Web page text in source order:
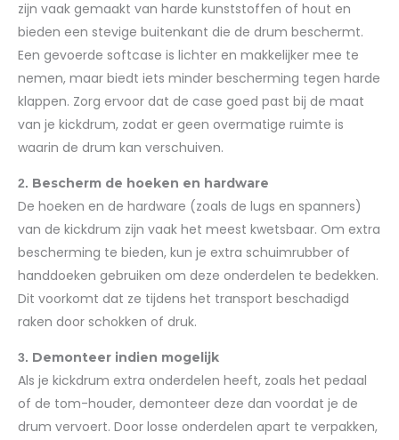
zijn vaak gemaakt van harde kunststoffen of hout en
bieden een stevige buitenkant die de drum beschermt.
Een gevoerde softcase is lichter en makkelijker mee te
nemen, maar biedt iets minder bescherming tegen harde
klappen. Zorg ervoor dat de case goed past bij de maat
van je kickdrum, zodat er geen overmatige ruimte is
waarin de drum kan verschuiven.
2. Bescherm de hoeken en hardware
De hoeken en de hardware (zoals de lugs en spanners)
van de kickdrum zijn vaak het meest kwetsbaar. Om extra
bescherming te bieden, kun je extra schuimrubber of
handdoeken gebruiken om deze onderdelen te bedekken.
Dit voorkomt dat ze tijdens het transport beschadigd
raken door schokken of druk.
3. Demonteer indien mogelijk
Als je kickdrum extra onderdelen heeft, zoals het pedaal
of de tom-houder, demonteer deze dan voordat je de
drum vervoert. Door losse onderdelen apart te verpakken,